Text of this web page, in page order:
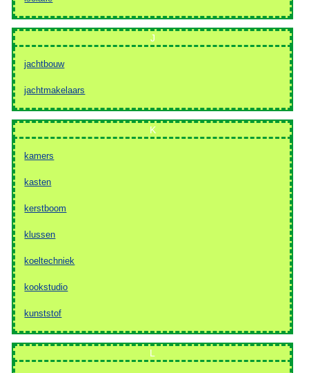
J
jachtbouw
jachtmakelaars
K
kamers
kasten
kerstboom
klussen
koeltechniek
kookstudio
kunststof
L